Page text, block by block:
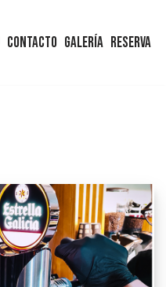
Contacto Galería Reserva